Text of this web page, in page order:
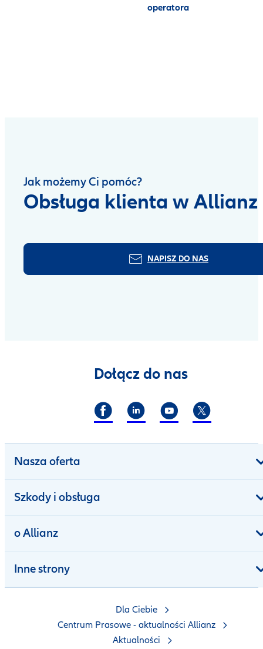
operatora
Jak możemy Ci pomóc?
Obsługa klienta w Allianz
NAPISZ DO NAS
Dołącz do nas
Nasza oferta
Szkody i obsługa
o Allianz
Inne strony
Dla Ciebie
Centrum Prasowe - aktualności Allianz
Aktualności